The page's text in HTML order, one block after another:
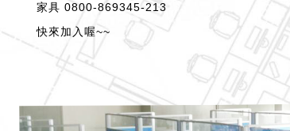
家具 0800-869345-213
快來加入喔~~